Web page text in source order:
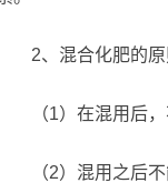
、混合化肥的原
1）在混用后，不
2）混用之后不能